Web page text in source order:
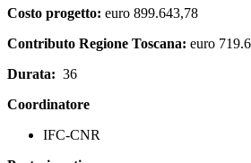
Costo progetto: euro 899.643,78
Contributo Regione Toscana: euro
Durata: 36
Coordinatore
IFC-CNR